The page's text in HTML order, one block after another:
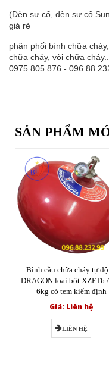
(Đèn sự cố, đèn sự cố
giá rẻ
phân phối bình chữa
chữa cháy, vòi chữa
0975 805 876 - 096 88
SẢN PHẨM
Bình cầu chữa cháy tự
DRAGON loại bột XZFT6
6kg có tem kiểm định
Giá: Liên hệ
LIÊN HỆ